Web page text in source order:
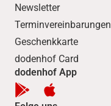
Newsletter
Terminvereinbarungen
Geschenkkarte
dodenhof Card
dodenhof App